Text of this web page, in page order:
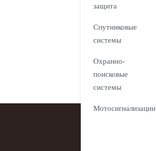
защита
Спутниковые
системы
Охранно-
поисковые
системы
Мотосигнализации